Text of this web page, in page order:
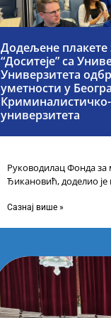
Додељене плакете
“Доситеје” са
Универзитета
уметности у
универзитета
Руководилац Фонда
Ђикановић, доделио
Научно-технолошком
Сазнај више »